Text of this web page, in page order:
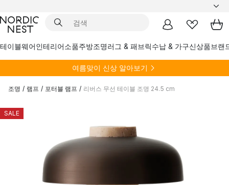
테이블웨어인테리어소품주방조명러그 & 패브릭수납 & 가구신상품브랜
여름맞이 신상 알아보기
조명 / 램프 / 포터블 램프 / 리버스 무선 테이블 조명 24.5 cm
SALE